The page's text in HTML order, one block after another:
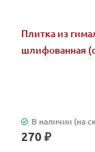
Плитка из
шлифованная
В наличии (на
270 ₽